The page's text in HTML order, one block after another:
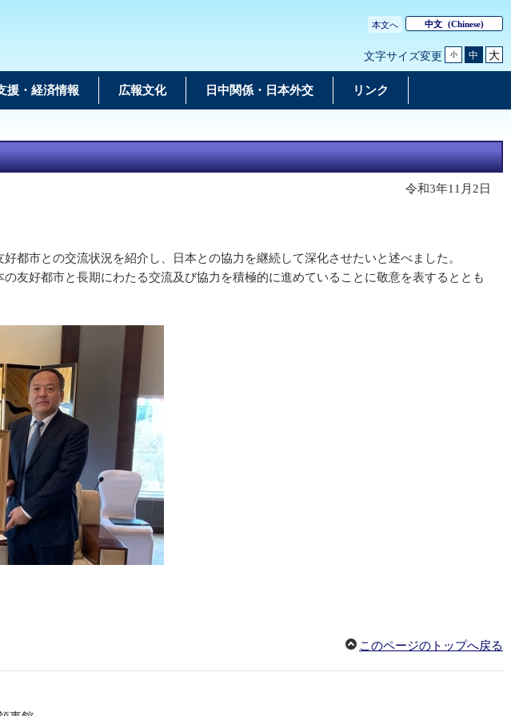
本文へ 中文 (Chinese)
文字サイズ変更 小 中 大
援・経済情報 広報文化 日中関係・日本外交 リンク
令和3年11月2日
市との交流状況を紹介し、日本との協力を継続して深化させたいと述べました。
好都市と長期にわたる交流及び協力を積極的に進めていることに敬意を表するととも
このページのトップへ戻る